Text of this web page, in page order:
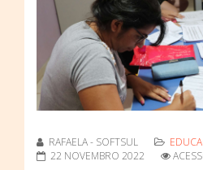
RAFAELA - SOFTSUL
22 NOVEMBRO 2022